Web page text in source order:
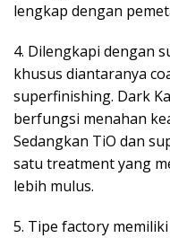
lengkap dengan
4. Dilengkapi dengan
khusus diantaranya
superfinishing. Dark
berfungsi menahan
Sedangkan TiO dan
satu treatment yang
lebih mulus.
5. Tipe factory